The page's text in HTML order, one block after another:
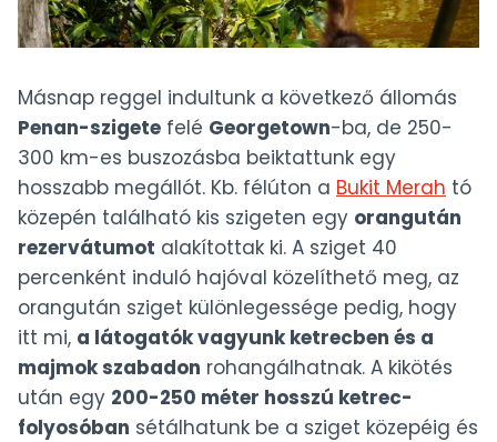
Másnap reggel indultunk a következő állomás
Penan-szigete felé Georgetown-ba, de 250-
300 km-es buszozásba beiktattunk egy
hosszabb megállót. Kb. félúton a Bukit Merah tó
közepén található kis szigeten egy orangután
rezervátumot alakítottak ki. A sziget 40
percenként induló hajóval közelíthető meg, az
orangután sziget különlegessége pedig, hogy
itt mi, a látogatók vagyunk ketrecben és a
majmok szabadon rohangálhatnak. A kikötés
után egy 200-250 méter hosszú ketrec-
folyosóban sétálhatunk be a sziget közepéig és